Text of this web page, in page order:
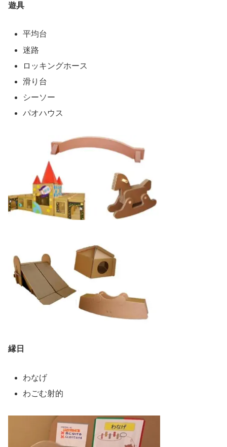
遊具
平均台
迷路
ロッキングホース
滑り台
シーソー
パオハウス
縁日
わなげ
わごむ射的